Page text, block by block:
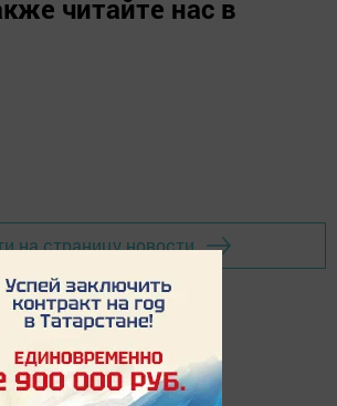
читайте нас в
на страницу новости